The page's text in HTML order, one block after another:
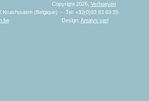
2026, Verhoeyen
(Belgique) - Tel: +32(0)93 83 69 35
Design: Antalys sprl